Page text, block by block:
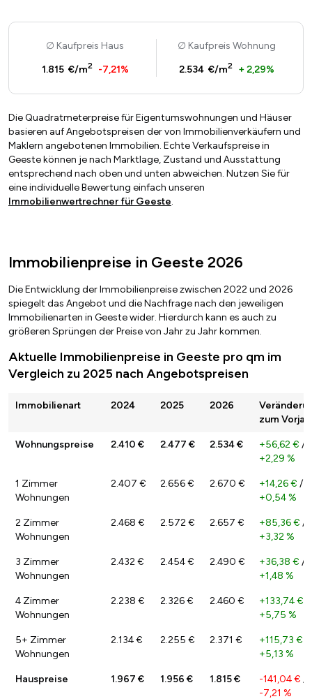
Kaufpreis Haus
1.815 €/m2 -7,21%
Kaufpreis Wohnung
2.534 €/m2 + 2,29%
Die Quadratmeterpreise für Eigentumswohnungen und Häuser
basieren auf Angebotspreisen der von Immobilienverkäufern und
Maklern angebotenen Immobilien. Echte Verkaufspreise in
Geeste können je nach Marktlage, Zustand und Ausstattung
entsprechend nach oben und unten abweichen. Nutzen Sie für
eine individuelle Bewertung einfach unseren
Immobilienwertrechner für Geeste.
Immobilienpreise in Geeste 2026
Die Entwicklung der Immobilienpreise zwischen 2022 und 2026
spiegelt das Angebot und die Nachfrage nach den jeweiligen
Immobilienarten in Geeste wider. Hierdurch kann es auch zu
größeren Sprüngen der Preise von Jahr zu Jahr kommen.
Aktuelle Immobilienpreise in Geeste pro qm im
Vergleich zu 2025 nach Angebotspreisen
Immobilienart 2024 2025 2026
zum
Wohnungspreise 2.410 € 2.477 € 2.534 € +56,62 € /
+2,29 %
1 Zimmer
Wohnungen
2.407 € 2.656 € 2.670 € +14,26 € /
+0,54 %
2 Zimmer
Wohnungen
2.468 € 2.572 € 2.657 € +85,36 € /
+3,32 %
3 Zimmer
Wohnungen
2.432 € 2.454 € 2.490 € +36,38 € /
+1,48 %
4 Zimmer
Wohnungen
2.238 € 2.326 € 2.460 € +133,74 €
+5,75 %
5+ Zimmer
Wohnungen
2.134 € 2.255 € 2.371 € +115,73 €
+5,13 %
Hauspreise 1.967 € 1.956 € 1.815 € -141,04 € /
-7,21 %